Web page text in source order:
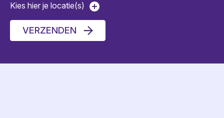
Kies hier je locatie(s)
VERZENDEN